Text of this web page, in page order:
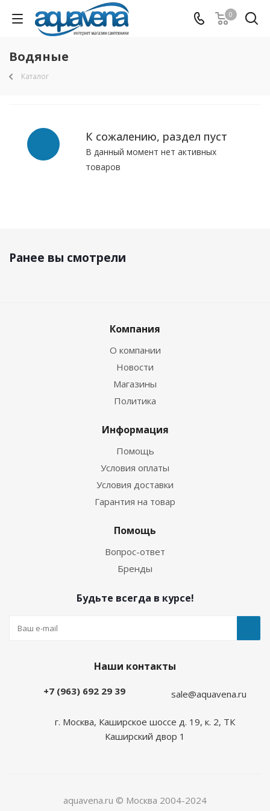
0
Водяные
Каталог
К сожалению, раздел пуст
В данный момент нет активных
товаров
Ранее вы смотрели
Компания
О компании
Новости
Магазины
Политика
Информация
Помощь
Условия оплаты
Условия доставки
Гарантия на товар
Помощь
Вопрос-ответ
Бренды
Будьте всегда в курсе!
Наши контакты
+7 (963) 692 29 39 sale@aquavena.ru
г. Москва, Каширское шоссе д. 19, к. 2, ТК
Каширский двор 1
aquavena.ru © Москва 2004-2024